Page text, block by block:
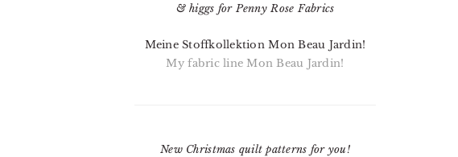
Meine Stoffkollektion Mon Beau Jardin!
My fabric line Mon Beau Jardin!
New Christmas quilt patterns for you!